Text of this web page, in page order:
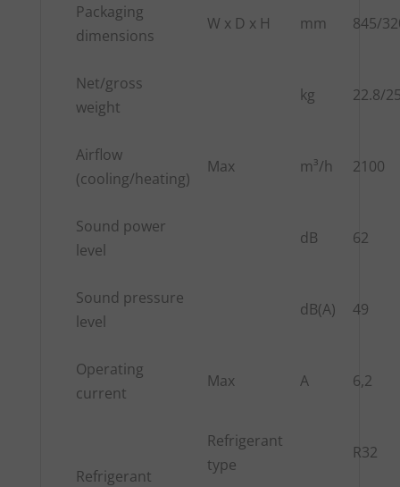
Packaging
dimensions
W x D x H mm 845/
Net/gross
weight
kg 22.8/
Airflow
(cooling/heating)
Max m³/h 2100
Sound power
level
dB 62
Sound pressure
level
dB(A) 49
Operating
current
Max A 6,2
Refrigerant
Refrigerant
type
R32